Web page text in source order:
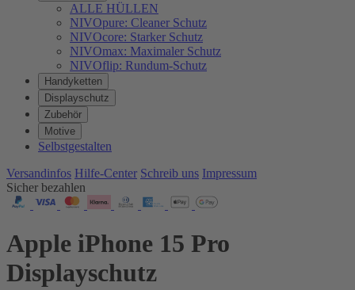
ALLE HÜLLEN
NIVOpure: Cleaner Schutz
NIVOcore: Starker Schutz
NIVOmax: Maximaler Schutz
NIVOflip: Rundum-Schutz
Handyketten
Displayschutz
Zubehör
Motive
Selbstgestalten
Versandinfos Hilfe-Center Schreib uns Impressum
Sicher bezahlen
Apple iPhone 15 Pro
Displayschutz